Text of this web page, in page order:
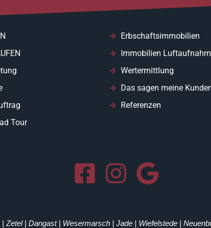
Tour
Erbschaftsimmobilien
Immobilien
Wertermittlung
Das sagen meine
Referenzen
Zetel | Dangast | Wesermarsch | Jade | Wiefelstede |